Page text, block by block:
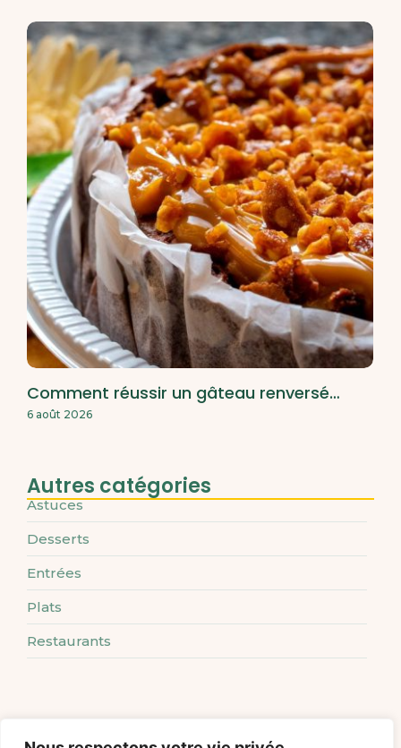
Comment réussir un gâteau renversé…
6 août 2026
Autres catégories
Astuces
Desserts
Entrées
Plats
Restaurants